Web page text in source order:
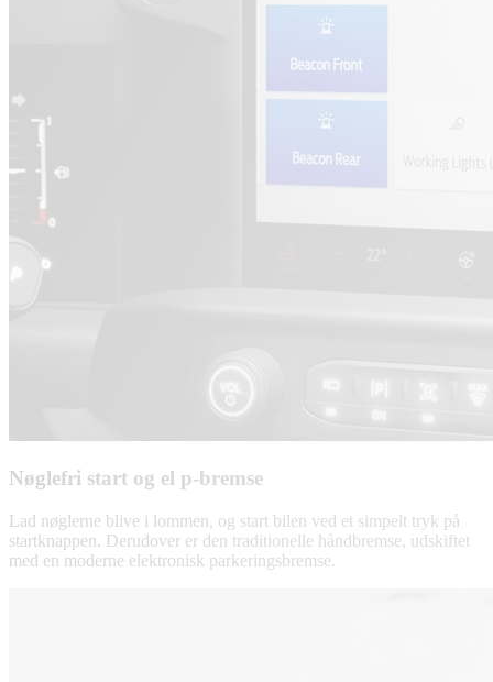
Nøglefri start og el p-bremse
Lad nøglerne blive i lommen, og start bilen ved et simpelt tryk på
startknappen. Derudover er den traditionelle håndbremse, udskiftet
med en moderne elektronisk parkeringsbremse.